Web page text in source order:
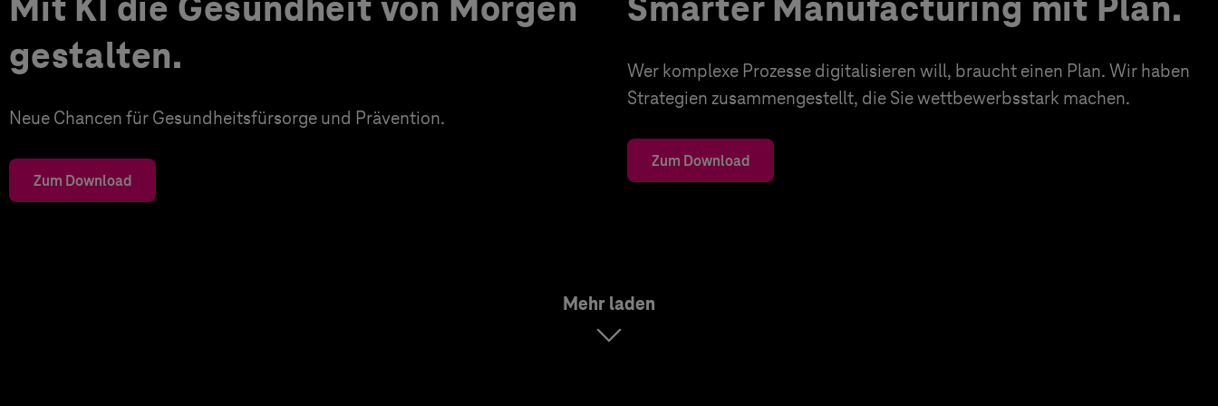
gestalten.
Neue Chancen für Gesundheitsfürsorge und Prävention.
Zum Download
Wer komplexe Prozesse digitalisieren will, braucht einen Plan. Wir haben
Strategien zusammengestellt, die Sie wettbewerbsstark machen.
Zum Download
Mehr laden